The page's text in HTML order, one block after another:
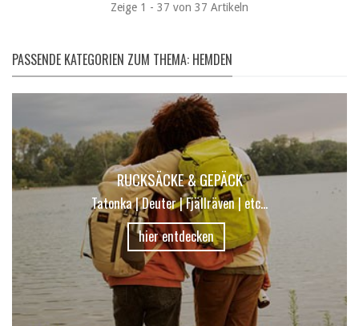
Zeige 1 - 37 von 37 Artikeln
PASSENDE KATEGORIEN ZUM THEMA: HEMDEN
RUCKSÄCKE & GEPÄCK
Tatonka | Deuter | Fjällräven | etc...
hier entdecken